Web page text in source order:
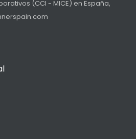
(CCI - MICE) en España,